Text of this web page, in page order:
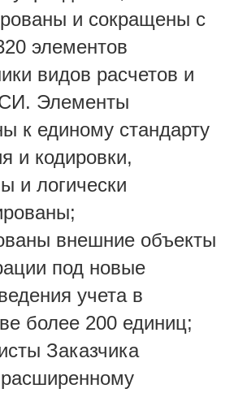
и сокращены с
элементов
видов расчетов и
Элементы
к единому стандарту
и кодировки,
и логически
внешние объекты
под новые
учета в
более 200 единиц;
Заказчика